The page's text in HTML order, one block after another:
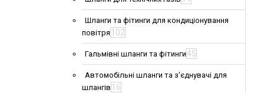
Шланги та фітинги для кондиціонування
повітря 102
Гальмівні шланги та фітинги45
Автомобільні шланги та з'єднувачі для
шлангів 16